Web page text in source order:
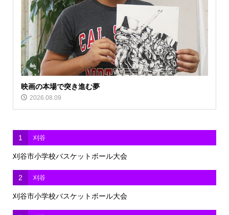
映画の本場で突き進む夢
2026.08.09
1 刈谷
刈谷市小学校バスケットボール大会
2 刈谷
刈谷市小学校バスケットボール大会